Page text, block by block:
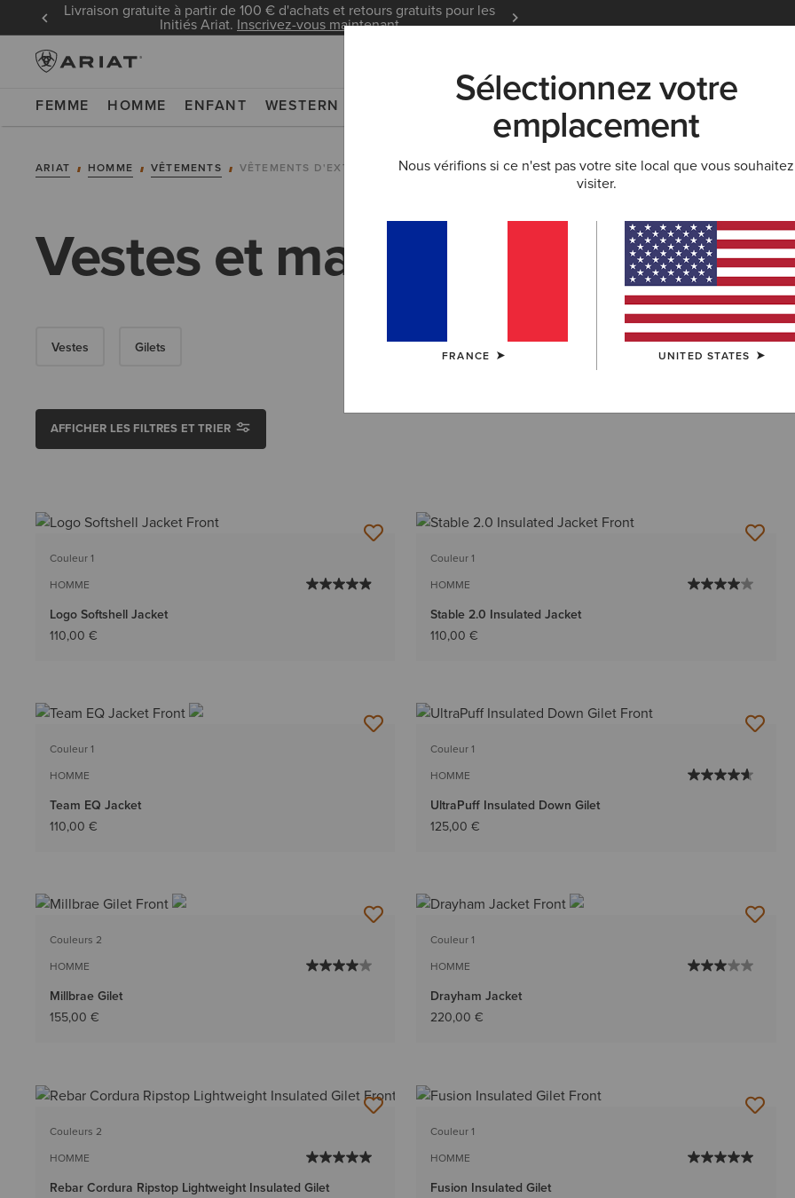
Livraison gratuite à partir de 100 € d'achats et retours gratuits pour les
Initiés Ariat. Inscrivez-vous maintenant
FEMME HOMME ENFANT WESTERN NOUVEAUTÉS & SÉLECTIONS ARIAT LIFE
ARIAT HOMME VÊTEMENTS VÊTEMENTS D'EXTÉRIEUR
Vestes et manteaux homme
Vestes Gilets
AFFICHER LES FILTRES ET TRIER
Couleur 1
HOMME
Logo Softshell Jacket
110,00 €
Couleur 1
HOMME
Stable 2.0 Insulated Jacket
110,00 €
Couleur 1
HOMME
Team EQ Jacket
110,00 €
Couleur 1
HOMME
UltraPuff Insulated Down Gilet
125,00 €
Couleurs 2
HOMME
Millbrae Gilet
155,00 €
Couleur 1
HOMME
Drayham Jacket
220,00 €
Couleurs 2
HOMME
Rebar Cordura Ripstop Lightweight Insulated Gilet
Couleur 1
HOMME
Fusion Insulated Gilet
Sélectionnez votre
emplacement
Nous vérifions si ce n'est pas votre site local que vous souhaitez
visiter.
FRANCE UNITED STATES